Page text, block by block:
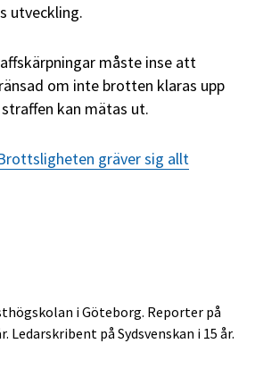
utveckling.
måste inse att
om inte brotten klaras upp
kan mätas ut.
gräver sig allt
i Göteborg. Reporter på
Ledarskribent på Sydsvenskan i 15 år.